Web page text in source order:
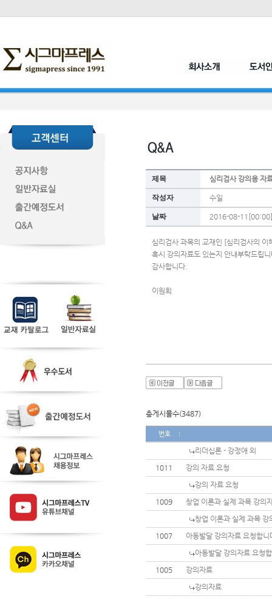
제목 심리검사 강의용 자
작성자 수일
날짜 2016-08-11[00:00]
심리검사 과목의 교재인 [심리검사의 이
혹시 강의자료도 있는지 안내부탁드립
감사합니다.
이원희
총게시물수(3487)
번호
리더십론 - 강정애 외
1011
강의 자료 요청
강의 자료 요청
1009
창업 이론과 실제 과목 강의
창업 이론과 실제 과목 강
1007
아동발달 강의자료 요청합니
아동발달 강의자료 요청
1005
강의자료
강의자료